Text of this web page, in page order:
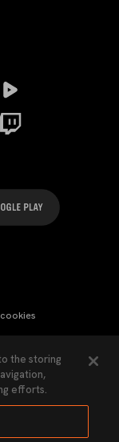
the storing
efforts.